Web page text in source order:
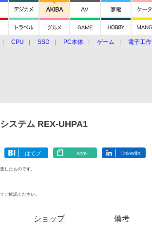
CPU SSD PC本体 ゲーム 電子工作
ステム REX-UHPA1
はてブ note LinkedIn
したものです。
ご確認ください。
ショップ
備考